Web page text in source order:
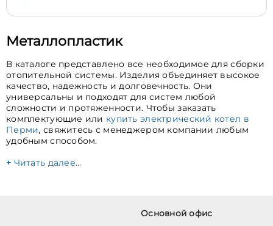
Металлопластик
В каталоге представлено все необходимое для сборки
отопительной системы. Изделия объединяет высокое
качество, надежность и долговечность. Они
универсальны и подходят для систем любой
сложности и протяженности. Чтобы заказать
комплектующие или купить электрический котел в
Перми, свяжитесь с менеджером компании любым
удобным способом.
Читать далее…
Основной офис